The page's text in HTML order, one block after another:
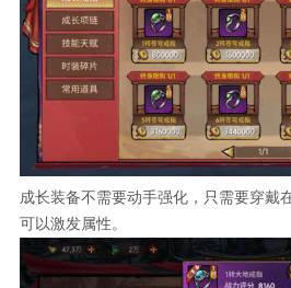
成长装备不需要动手强化，只需要穿戴
可以激发属性。